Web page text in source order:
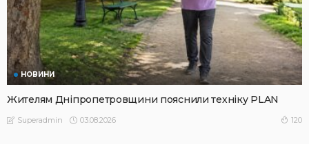
НОВИНИ
Жителям Дніпропетровщини пояснили техніку PLAN
Superadmin 03.08.2026 120